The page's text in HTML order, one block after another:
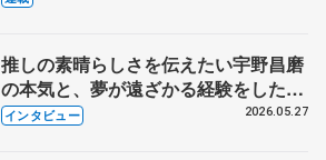
推しの素晴らしさを伝えたい宇野昌磨
の本気と、夢が遠ざかる経験をした本
田真凜の覚悟
インタビュー 2026.05.27